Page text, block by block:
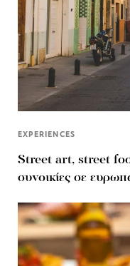
EXPERIENCES
Street art, street
συνοικίες σε